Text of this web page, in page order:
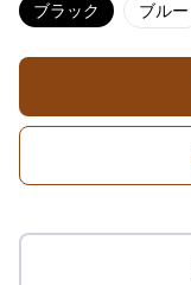
ブラック ブルー